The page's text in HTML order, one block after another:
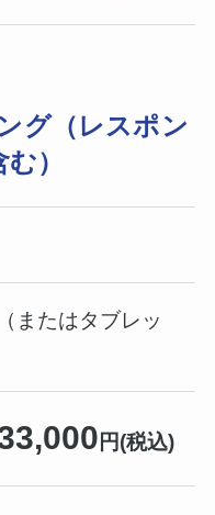
グ（レスポン
）
またはタブレッ
円(税込)